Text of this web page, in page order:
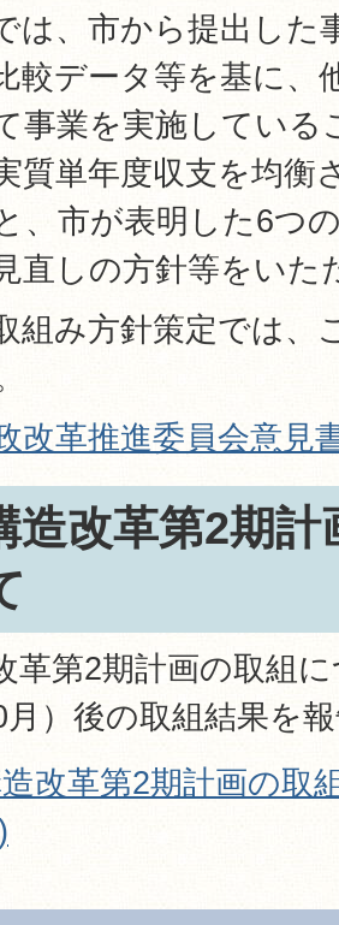
は、市から提出した
較データ等を基に、
事業を実施している
質単年度収支を均衡
、市が表明した6つ
直しの方針等をいた
組み方針策定では、
改革推進委員会意見
造改革第2期計
革第2期計画の取組
月）後の取組結果を
改革第2期計画の取